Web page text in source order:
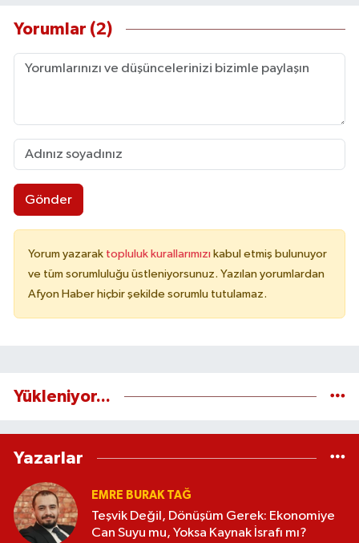
Yorumlar (2)
Gönder
Yorum yazarak topluluk kurallarımızı kabul etmiş bulunuyor
ve tüm sorumluluğu üstleniyorsunuz. Yazılan yorumlardan
Afyon Haber hiçbir şekilde sorumlu tutulamaz.
Yükleniyor...
Yazarlar
EMRE BURAK TAĞ
Teşvik Değil, Dönüşüm Gerek: Ekonomiye
Can Suyu mu, Yoksa Kaynak İsrafı mı?